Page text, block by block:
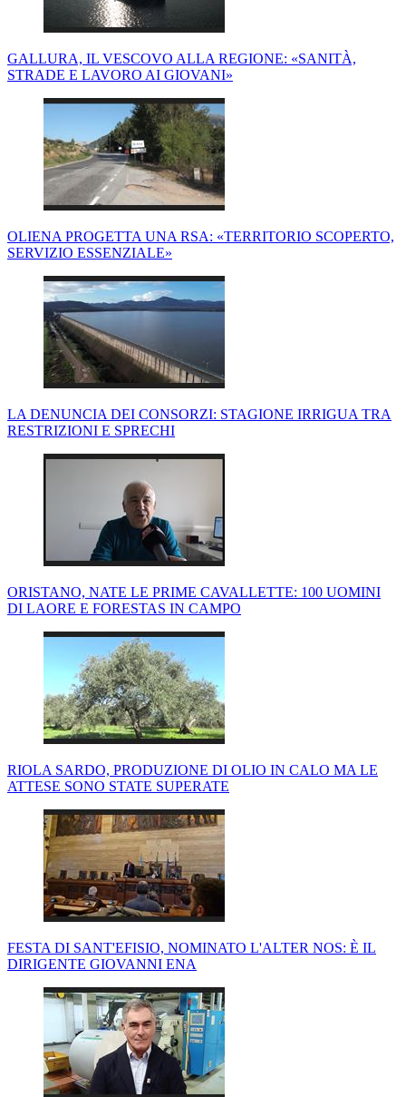
GALLURA, IL VESCOVO ALLA REGIONE: «SANITÀ,
STRADE E LAVORO AI GIOVANI»
OLIENA PROGETTA UNA RSA: «TERRITORIO SCOPERTO,
SERVIZIO ESSENZIALE»
LA DENUNCIA DEI CONSORZI: STAGIONE IRRIGUA TRA
RESTRIZIONI E SPRECHI
ORISTANO, NATE LE PRIME CAVALLETTE: 100 UOMINI
DI LAORE E FORESTAS IN CAMPO
RIOLA SARDO, PRODUZIONE DI OLIO IN CALO MA LE
ATTESE SONO STATE SUPERATE
FESTA DI SANT'EFISIO, NOMINATO L'ALTER NOS: È IL
DIRIGENTE GIOVANNI ENA